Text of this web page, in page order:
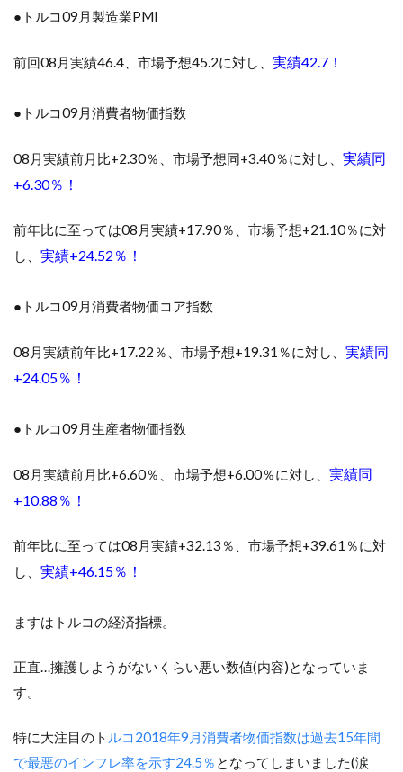
● トルコ09月製造業PMI
前回08月実績46.4、市場予想45.2に対し、 実績42.7！
● トルコ09月消費者物価指数
08月実績前月比+2.30％、市場予想同+3.40％に対し、 実績同
+6.30％！
前年比に至っては08月実績+17.90％、市場予想+21.10％に対
し、 実績+24.52％！
● トルコ09月消費者物価コア指数
08月実績前年比+17.22％、市場予想+19.31％に対し、 実績同
+24.05％！
● トルコ09月生産者物価指数
08月実績前月比+6.60％、市場予想+6.00％に対し、 実績同
+10.88％！
前年比に至っては08月実績+32.13％、市場予想+39.61％に対
し、 実績+46.15％！
ますはトルコの経済指標。
正直…擁護しようがないくらい悪い数値(内容)となっていま
す。
特に大注目のト ルコ2018年9月消費者物価指数は過去15年間
で最悪のインフレ率を示す24.5％ となってしまいました(涙